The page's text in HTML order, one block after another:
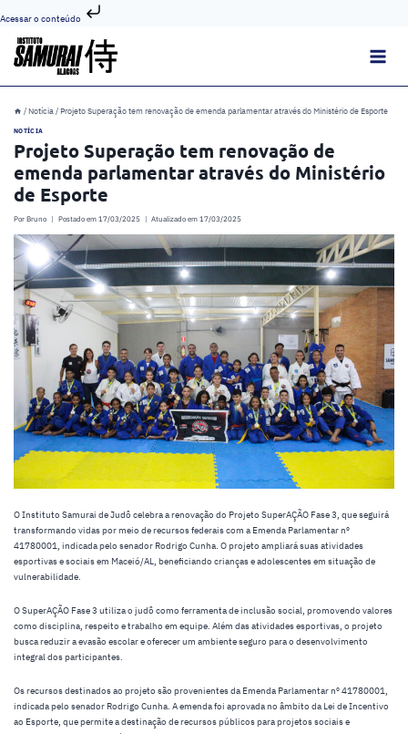
Acessar o conteúdo
para
/ Notícia / Projeto Superação tem renovação de emenda parlamentar através do Ministério de Esporte
NOTÍCIA
Projeto Superação tem renovação de
emenda parlamentar através do Ministério
de Esporte
Por Bruno Postado em 17/03/2025 Atualizado em 17/03/2025
O Instituto Samurai de Judô celebra a renovação do Projeto SuperAÇÃO Fase 3, que seguirá
transformando vidas por meio de recursos federais com a Emenda Parlamentar nº
41780001, indicada pelo senador Rodrigo Cunha. O projeto ampliará suas atividades
esportivas e sociais em Maceió/AL, beneficiando crianças e adolescentes em situação de
vulnerabilidade.
O SuperAÇÃO Fase 3 utiliza o judô como ferramenta de inclusão social, promovendo valores
como disciplina, respeito e trabalho em equipe. Além das atividades esportivas, o projeto
busca reduzir a evasão escolar e oferecer um ambiente seguro para o desenvolvimento
integral dos participantes.
Os recursos destinados ao projeto são provenientes da Emenda Parlamentar nº 41780001,
indicada pelo senador Rodrigo Cunha. A emenda foi aprovada no âmbito da Lei de Incentivo
ao Esporte, que permite a destinação de recursos públicos para projetos sociais e